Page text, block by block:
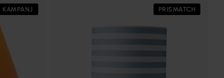
KAMPANJ PRISMATCH